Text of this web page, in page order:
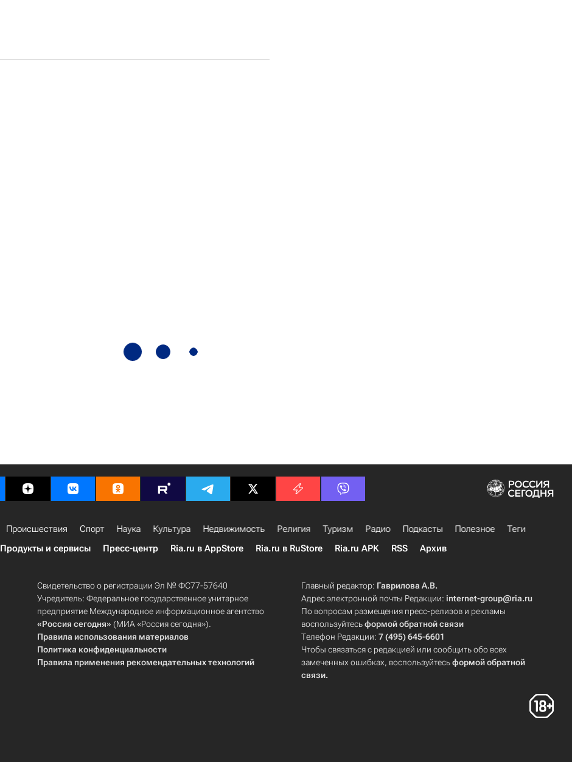
Происшествия Спорт Наука Культура Недвижимость Религия Туризм Радио Подкасты Полезное
Теги
Продукты и сервисы Пресс-центр Ria.ru в AppStore Ria.ru в RuStore Ria.ru APK RSS Архив
Свидетельство о регистрации Эл № ФС77-57640
Учредитель: Федеральное государственное унитарное
предприятие Международное информационное агентство
«Россия сегодня» (МИА «Россия сегодня»).
Правила использования материалов
Политика конфиденциальности
Правила применения рекомендательных технологий
Главный редактор: Гаврилова А.В.
Адрес электронной почты Редакции:internet-group@ria.ru
По вопросам размещения пресс-релизов и рекламы
воспользуйтесьформой обратной связи
Телефон Редакции:7 (495) 645-6601
Чтобы связаться с редакцией или сообщить обо всех
замеченных ошибках, воспользуйтесьформой обратной
связи.